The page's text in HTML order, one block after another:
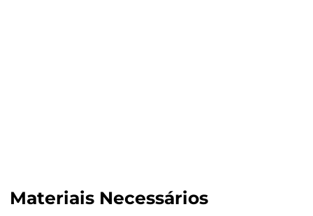
Materiais Necessários